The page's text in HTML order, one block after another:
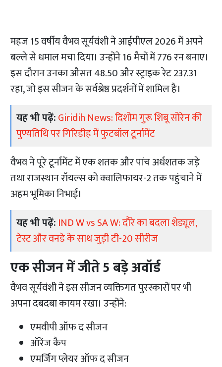
महज 15 वर्षीय वैभव सूर्यवंशी ने आईपीएल 2026 में अपने
बल्ले से धमाल मचा दिया। उन्होंने 16 मैचों में 776 रन बनाए।
इस दौरान उनका औसत 48.50 और स्ट्राइक रेट 237.31
रहा, जो इस सीजन के सर्वश्रेष्ठ प्रदर्शनों में शामिल है।
यह भी पढ़ें:Giridih News: दिशोम गुरू शिबू सोरेन की
पुण्यतिथि पर गिरिडीह में फुटबॉल टूर्नामेंट
वैभव ने पूरे टूर्नामेंट में एक शतक और पांच अर्धशतक जड़े
तथा राजस्थान रॉयल्स को क्वालिफायर-2 तक पहुंचाने में
अहम भूमिका निभाई।
यह भी पढ़ें: IND W vs SA W: दौरे का बदला शेड्यूल,
टेस्ट और वनडे के साथ जुड़ी टी-20 सीरीज
एक सीजन में जीते 5 बड़े अवॉर्ड
वैभव सूर्यवंशी ने इस सीजन व्यक्तिगत पुरस्कारों पर भी
अपना दबदबा कायम रखा। उन्होंने:
एमवीपी ऑफ द सीजन
ऑरेंज कैप
एमर्जिंग प्लेयर ऑफ द सीजन